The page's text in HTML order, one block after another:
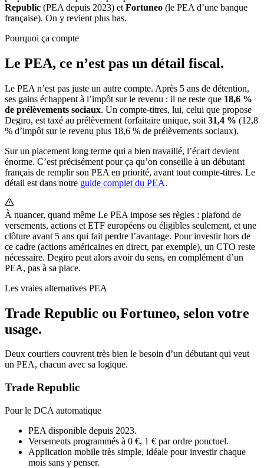
Republic (PEA depuis 2023) et Fortuneo (le PEA d’une banque
française). On y revient plus bas.
Pourquoi ça compte
Le PEA, ce n’est pas un détail fiscal.
Le PEA n’est pas juste un autre compte. Après 5 ans de détention,
ses gains échappent à l’impôt sur le revenu : il ne reste que 18,6 %
de prélèvements sociaux. Un compte-titres, lui, celui que propose
Degiro, est taxé au prélèvement forfaitaire unique, soit 31,4 % (12,8
% d’impôt sur le revenu plus 18,6 % de prélèvements sociaux).
Sur un placement long terme qui a bien travaillé, l’écart devient
énorme. C’est précisément pour ça qu’on conseille à un débutant
français de remplir son PEA en priorité, avant tout compte-titres. Le
détail est dans notre guide complet du PEA.
À nuancer, quand même Le PEA impose ses règles : plafond de
versements, actions et ETF européens ou éligibles seulement, et une
clôture avant 5 ans qui fait perdre l’avantage. Pour investir hors de
ce cadre (actions américaines en direct, par exemple), un CTO reste
nécessaire. Degiro peut alors avoir du sens, en complément d’un
PEA, pas à sa place.
Les vraies alternatives PEA
Trade Republic ou Fortuneo, selon votre
usage.
Deux courtiers couvrent très bien le besoin d’un débutant qui veut
un PEA, chacun avec sa logique.
Trade Republic
Pour le DCA automatique
PEA disponible depuis 2023.
Versements programmés à 0 €, 1 € par ordre ponctuel.
Application mobile très simple, idéale pour investir chaque
mois sans y penser.